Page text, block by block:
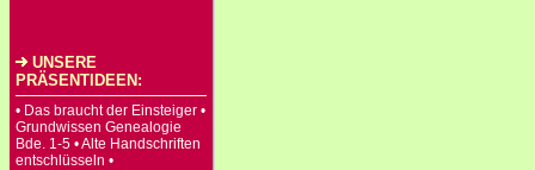
UNSERE
PRÄSENTIDEEN:
• Das braucht der Einsteiger •
Grundwissen Genealogie
Bde. 1-5 • Alte Handschriften
entschlüsseln •